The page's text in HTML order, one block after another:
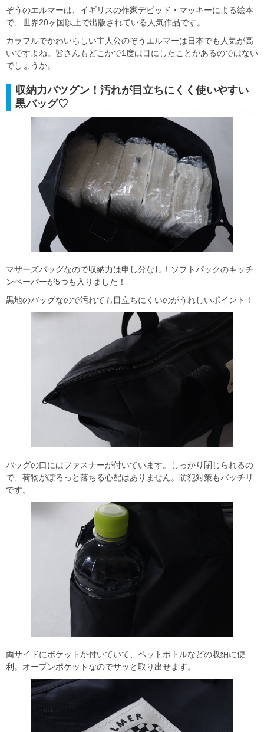
ぞうのエルマーは、イギリスの作家デビッド・マッキーによる絵本
で、世界20ヶ国以上で出版されている人気作品です。
カラフルでかわいらしい主人公のぞうエルマーは日本でも人気が高
いですよね。皆さんもどこかで1度は目にしたことがあるのではない
でしょうか。
収納力バツグン！汚れが目立ちにくく使いやすい
黒バッグ♡
マザーズバッグなので収納力は申し分なし！ソフトパックのキッチ
ンペーパーが5つも入りました！
黒地のバッグなので汚れても目立ちにくいのがうれしいポイント！
バッグの口にはファスナーが付いています。しっかり閉じられるの
で、荷物がぽろっと落ちる心配はありません。防犯対策もバッチリ
です。
両サイドにポケットが付いていて、ペットボトルなどの収納に便
利。オープンポケットなのでサッと取り出せます。